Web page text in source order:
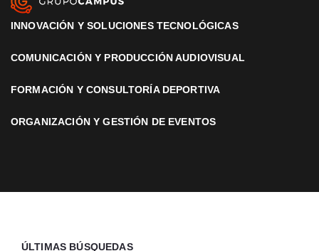
INNOVACIÓN Y SOLUCIONES TECNOLÓGICAS
COMUNICACIÓN Y PRODUCCIÓN AUDIOVISUAL
FORMACIÓN Y CONSULTORÍA DEPORTIVA
ORGANIZACIÓN Y GESTIÓN DE EVENTOS
ÚLTIMAS BÚSQUEDAS